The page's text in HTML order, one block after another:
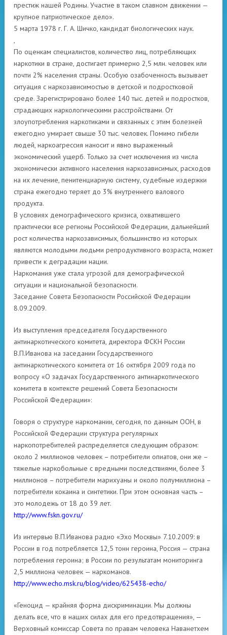
престиж нашей Родины. Участие в таком славном движении —
крупное патриотическое дело».
5 марта 1978 г. Г. А. Шичко, кандидат биологических наук.
,
По оценкам специалистов, количество лиц, потребляющих
наркотики в стране, достигает примерно 2,5 млн. человек или
почти 2% населения страны. Особую озабоченность вызывает
ситуация с наркозависимостью в детской и подростковой
среде. Зарегистрировано более 140 тыс. детей и подростков,
страдающих наркологическими расстройствами. От
злоупотребления наркотиками и связанных с этим болезней
ежегодно умирает свыше 30 тыс. человек. Помимо гибели
людей, наркоагрессия наносит и явно выраженный
экономический ущерб. Только за счет исключения из числа
экономически активного населения наркозависимых, расходов
на их лечение, пенитенциарную систему, судебные издержки
страна ежегодно теряет до 3% внутреннего валового
продукта.
В условиях демографического кризиса, охватившего
практически все регионы Российской Федерации, дальнейший
рост количества наркозависимых, большинство из которых
являются молодыми людьми репродуктивного возраста, может
привести к деградации нации.
Наркомания уже стала угрозой для демографической
ситуации и национальной безопасности.
Заседание Совета Безопасности Российской Федерации
8.09.2009.
Из выступления председателя Государственного
антинаркотического комитета, директора ФСКН России
В.П.Иванова на заседании Государственного
антинаркотического комитета от 16 октября 2009 года по
вопросу «О задачах Государственного антинаркотического
комитета в контексте решений Совета Безопасности
Российской Федерации»:
Говоря о структуре наркомании, сегодня, по данным ООН, в
Российской Федерации структура регулярных
наркопотребителей распределяется следующим образом:
около 2 миллионов человек – потребители опиатов, они же –
тяжелые наркобольные с вредными последствиями, более 3
миллионов – потребители марихуаны и около полумиллиона –
потребители кокаина и синтетики. При этом основная часть –
это молодежь от 18 до 39 лет.
http://www.fskn.gov.ru/
Из интервью В.П.Иванова радио «Эхо Москвы» 7.10.2009: в
России в год потребляется 12,5 тонн героина, Россия — страна
потребления героина; в России по результатам мониторинга
2,5 миллиона человек — наркоманов.
http://www.echo.msk.ru/blog/video/625438-echo/
«Геноцид — крайняя форма дискриминации. Мы должны
делать все, что в наших силах для его предотвращения», —
Верховный комиссар Совета по правам человека Наванетхем